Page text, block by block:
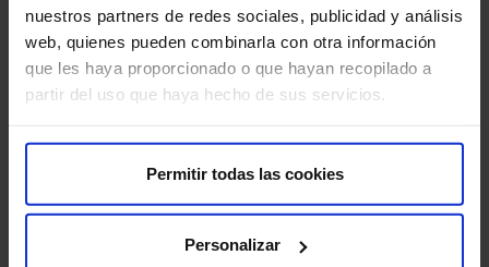
nuestros partners de redes sociales, publicidad y análisis
web, quienes pueden combinarla con otra información
que les haya proporcionado o que hayan recopilado a
partir del uso que haya hecho de sus servicios.
Permitir todas las cookies
Personalizar
Más HM Hospitales
Fundación HM​
Instituto HM Hospitales​
Intranet HM Hospitales​